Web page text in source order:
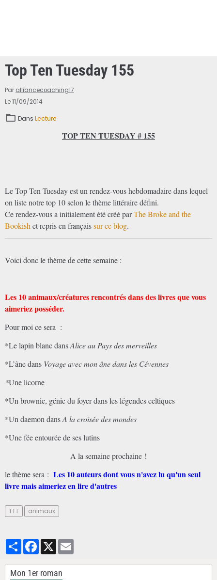
Top Ten Tuesday 155
Par alliancecoaching17
Le 11/09/2014
Dans Lecture
TOP TEN TUESDAY # 155
Le Top Ten Tuesday est un rendez-vous hebdomadaire dans lequel
on liste notre top 10 selon le thème littéraire défini.
Ce rendez-vous a initialement été créé parThe Broke and the
Bookish et repris en françaissur ce blog.
Voici donc le thème de cette semaine :
Les 10 animaux/créatures rencontrés dans des livres que vous
aimeriez posséder.
Pour moi ce sera :
*Le lapin blanc dansAlice au Pays des merveilles
*L’âne dans Voyage avec mon âne dans les Cévennes
*Une licorne
*Un brownie, génie du foyer dans les légendes celtiques
*Un daemon dansA la croisée des mondes
*Une fée entourée de ses lutins
A la semaine prochaine !
le thème sera : Les 10 auteurs dont vous n'avez lu qu'un seul
livre mais aimeriez en lire d'autres
TTT animaux
PartagerFacebook
X
Mon 1er roman